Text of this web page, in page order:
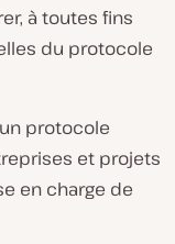
à toutes fins
du protocole
protocole
et projets
en charge de